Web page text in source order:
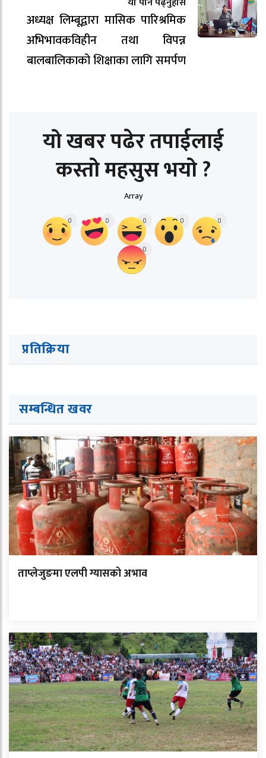
अध्यक्ष लिम्बूद्वारा मासिक पारिश्रमिक
अभिभावकविहीन तथा विपन्न
बालबालिकाको शिक्षाका लागि समर्पण
यो खबर पढेर तपाईलाई
कस्तो महसुस भयो ?
Array
0 0 0 0 0
0
प्रतिक्रिया
सम्बन्धित खवर
ताप्लेजुङमा एलपी ग्यासको अभाव